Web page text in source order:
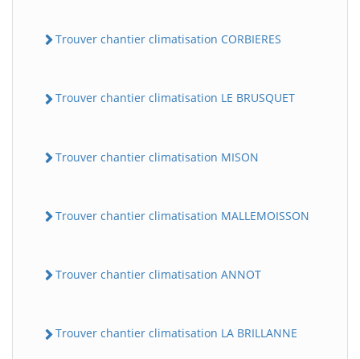
Trouver chantier climatisation CORBIERES
Trouver chantier climatisation LE BRUSQUET
Trouver chantier climatisation MISON
Trouver chantier climatisation MALLEMOISSON
Trouver chantier climatisation ANNOT
Trouver chantier climatisation LA BRILLANNE